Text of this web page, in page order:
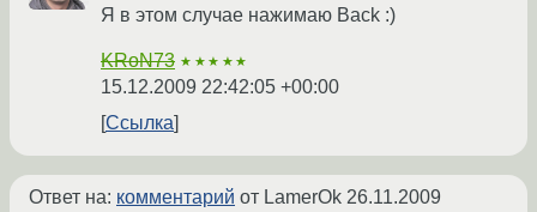
Я в этом случае нажимаю Back :)
KRoN73 ★★★★★
15.12.2009 22:42:05 +00:00
Ссылка
Ответ на: комментарий от LamerOk 26.11.2009